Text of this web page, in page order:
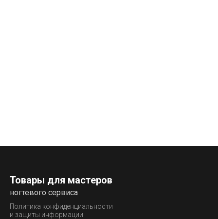
Товары для мастеров
ногтевого сервиса
Политика конфиденциальности
и защиты информации